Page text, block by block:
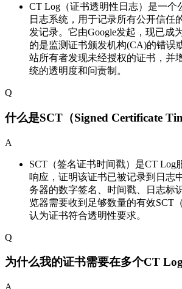
CT Log（证书透明性日志）是一个
日志系统，用于记录所有公开信任
发记录。它由Google发起，现已成
的是监测证书颁发机构(CA)的错误
站所有者发现未经授权的证书，并
统的透明度和问责制。
Q
什么是SCT（Signed Certificate
A
SCT（签名证书时间戳）是CT Log
响应，证明该证书已被记录到日志
务器的数字签名、时间戳、日志标
览器需要收到足够数量的有效SCT
认为证书符合透明性要求。
Q
为什么我的证书需要在多个CT
A